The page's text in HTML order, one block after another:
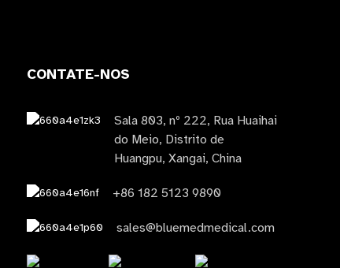
CONTATE-NOS
Sala 803, nº 222, Rua Huaihai
do Meio, Distrito de
Huangpu, Xangai, China
+86 182 5123 9890
sales@bluemedmedical.com